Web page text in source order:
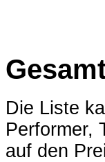
Die Liste
Performer,
auf den